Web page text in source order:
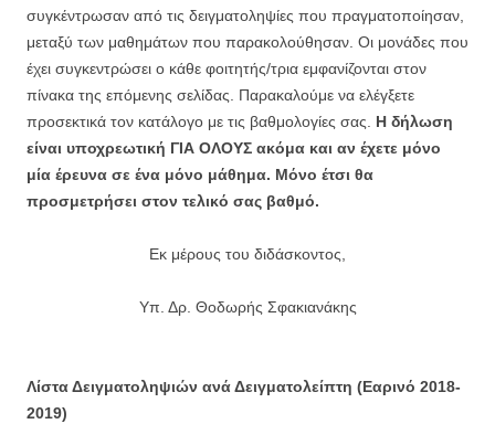
συγκέντρωσαν από τις δειγματοληψίες που πραγματοποίησαν,
μεταξύ των μαθημάτων που παρακολούθησαν. Οι μονάδες που
έχει συγκεντρώσει ο κάθε φοιτητής/τρια εμφανίζονται στον
πίνακα της επόμενης σελίδας. Παρακαλούμε να ελέγξετε
προσεκτικά τον κατάλογο με τις βαθμολογίες σας. Η δήλωση
είναι υποχρεωτική ΓΙΑ ΟΛΟΥΣ ακόμα και αν έχετε μόνο
μία έρευνα σε ένα μόνο μάθημα. Μόνο έτσι θα
προσμετρήσει στον τελικό σας βαθμό.
Εκ μέρους του διδάσκοντος,
Υπ. Δρ. Θοδωρής Σφακιανάκης
Λίστα Δειγματοληψιών ανά Δειγματολείπτη (Εαρινό 2018-
2019)